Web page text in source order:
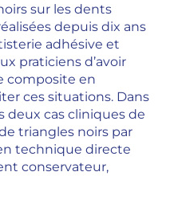
sur les dents
depuis dix ans
adhésive et
praticiens d’avoir
composite en
ces situations. Dans
deux cas cliniques de
triangles noirs par
technique directe
conservateur,